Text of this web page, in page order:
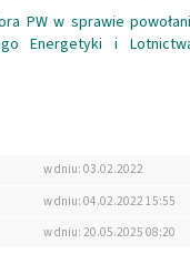
PW w sprawie
Energetyki i
w dniu: 03.02.2022
w dniu: 04.02.2022 15:55
w dniu: 20.05.2025 08:20